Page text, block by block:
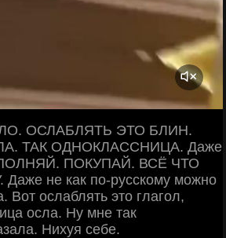
ОСЛАБЛЯТЬ ЭТО БЛИН.
ТАК ОДНОКЛАССНИЦА. Даже
ПОКУПАЙ. ВСЁ ЧТО
не как по-русскому можно
Вот ослаблять это глагол,
осла. Ну мне так
Нихуя себе.